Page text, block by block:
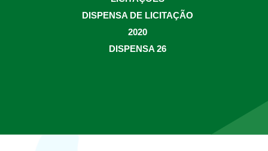
DISPENSA DE LICITAÇÃO
2020
DISPENSA 26